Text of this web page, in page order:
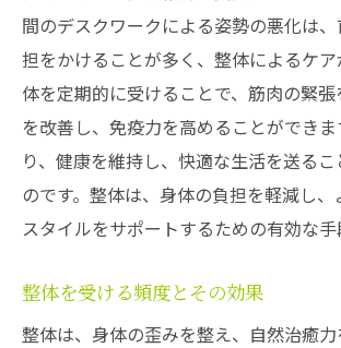
健康を維持するための組み合
東大和市上北台のおすすめ整体ス
地域で評判の整体院リスト
施設ごとの特徴とサービス
訪問者の声から選ぶ信頼の整
専門家による施術の違い
施術を受ける前に知っておくべ
間のデスクワークによる姿勢の悪化は
担をかけることが多く、整体によるケ
体を定期的に受けることで、筋肉の緊
を改善し、免疫力を高めることができま
り、健康を維持し、快適な生活を送る
のです。整体は、身体の負担を軽減し
スタイルをサポートするための有効な手
整体を受ける頻度とその効果
整体は、身体の歪みを整え、自然治癒